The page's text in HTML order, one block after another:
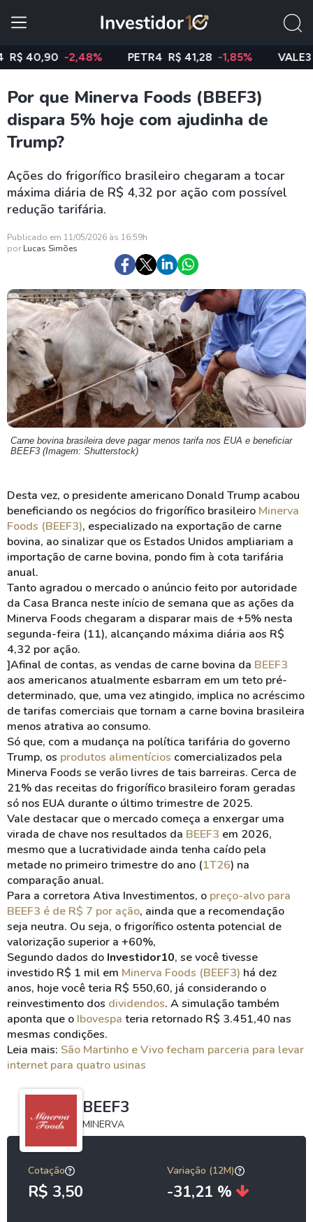
-2,48% PETR4 R$ 41,28 -1,85% VALE3 R$
Por que Minerva Foods (BBEF3)
dispara 5% hoje com ajudinha de
Trump?
Ações do frigorífico brasileiro chegaram a tocar
máxima diária de R$ 4,32 por ação com possível
redução tarifária.
Publicado em 11/05/2026 às 16:59h
por Lucas Simões
Carne bovina brasileira deve pagar menos tarifa nos EUA e beneficiar
BEEF3 (Imagem: Shutterstock)
Desta vez, o presidente americano Donald Trump acabou
beneficiando os negócios do frigorífico brasileiro Minerva
Foods (BEEF3), especializado na exportação de carne
bovina, ao sinalizar que os Estados Unidos ampliariam a
importação de carne bovina, pondo fim à cota tarifária
anual.
Tanto agradou o mercado o anúncio feito por autoridade
da Casa Branca neste início de semana que as ações da
Minerva Foods chegaram a disparar mais de +5% nesta
segunda-feira (11), alcançando máxima diária aos R$
4,32 por ação.
]Afinal de contas, as vendas de carne bovina da BEEF3
aos americanos atualmente esbarram em um teto pré-
determinado, que, uma vez atingido, implica no acréscimo
de tarifas comerciais que tornam a carne bovina brasileira
menos atrativa ao consumo.
Só que, com a mudança na política tarifária do governo
Trump, os produtos alimentícios comercializados pela
Minerva Foods se verão livres de tais barreiras. Cerca de
21% das receitas do frigorífico brasileiro foram geradas
só nos EUA durante o último trimestre de 2025.
Vale destacar que o mercado começa a enxergar uma
virada de chave nos resultados da BEEF3 em 2026,
mesmo que a lucratividade ainda tenha caído pela
metade no primeiro trimestre do ano (1T26) na
comparação anual.
Para a corretora Ativa Investimentos, o preço-alvo para
BEEF3 é de R$ 7 por ação, ainda que a recomendação
seja neutra. Ou seja, o frigorífico ostenta potencial de
valorização superior a +60%,
Segundo dados do Investidor10, se você tivesse
investido R$ 1 mil em Minerva Foods (BEEF3) há dez
anos, hoje você teria R$ 550,60, já considerando o
reinvestimento dos dividendos. A simulação também
aponta que o Ibovespa teria retornado R$ 3.451,40 nas
mesmas condições.
Leia mais: São Martinho e Vivo fecham parceria para levar
internet para quatro usinas
BEEF3
MINERVA
Cotação
R$ 3,50
Variação (12M)
-31,21 %